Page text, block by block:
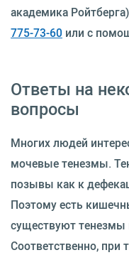
академика
775-73-60 или с
Ответы на
вопросы
Многих людей
мочевые тенезмы.
позывы как к
Поэтому есть
существуют тенезмы
Соответственно, при